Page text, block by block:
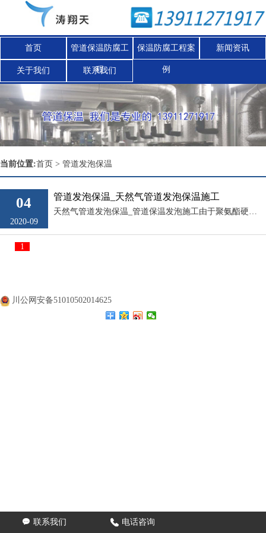
首页 管道保温防腐工
程
保温防腐工程案
例
新闻资讯
关于我们 联系我们
 联系我们  电话咨询
当前位置:首页 > 管道发泡保温
04
2020-09
管道发泡保温_天然气管道发泡保温施工
天然气管道发泡保温_管道保温发泡施工由于聚氨酯硬质泡沫保温层紧密地粘结在管道外皮，隔绝了空气和水的渗入，能起到良好的防腐作用。同时它的发泡孔都是闭合的，吸水性很小。具有良好的防腐、绝缘和机械性能。...
1
川公网安备51010502014625